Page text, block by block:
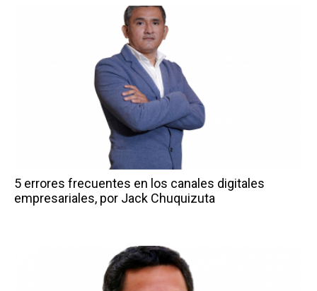
5 errores frecuentes en los canales digitales
empresariales, por Jack Chuquizuta